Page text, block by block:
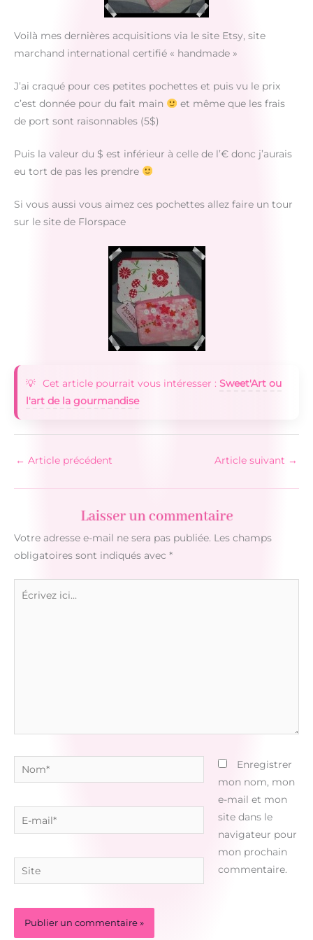
Voilà mes dernières acquisitions via le site Etsy, site
marchand international certifié « handmade »
J’ai craqué pour ces petites pochettes et puis vu le prix
c’est donnée pour du fait main
et même que les frais
de port sont raisonnables (5$)
Puis la valeur du $ est inférieur à celle de l’€ donc j’aurais
eu tort de pas les prendre
Si vous aussi vous aimez ces pochettes allez faire un tour
sur le site de Florspace
Cet article pourrait vous intéresser : Sweet'Art ou
l'art de la gourmandise
← Article précédent Article suivant →
Laisser un commentaire
Votre adresse e-mail ne sera pas publiée. Les champs
obligatoires sont indiqués avec *
Nom*
E-
mail*
Site
Enregistrer
mon nom, mon
e-mail et mon
site dans le
navigateur pour
mon prochain
commentaire.